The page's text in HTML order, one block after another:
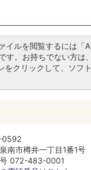
イルを閲覧するには「
す。お持ちでない方
をクリックして、ソフ
0592
南市樽井一丁目1番1号
072-483-0001